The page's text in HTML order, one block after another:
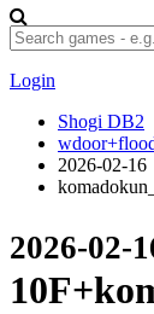
Login
Shogi DB2
2026-02-16
2026-02-